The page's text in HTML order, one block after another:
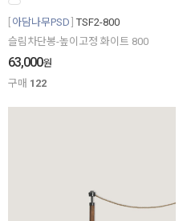
아담나무PSD TSF2-800
슬림차단봉-높이고정 화이트 800
63,000원
구매 122